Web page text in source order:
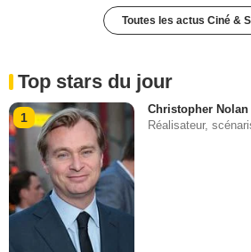
Toutes les actus Ciné &
Top stars du jour
1
Christopher Nolan
Réalisateur,